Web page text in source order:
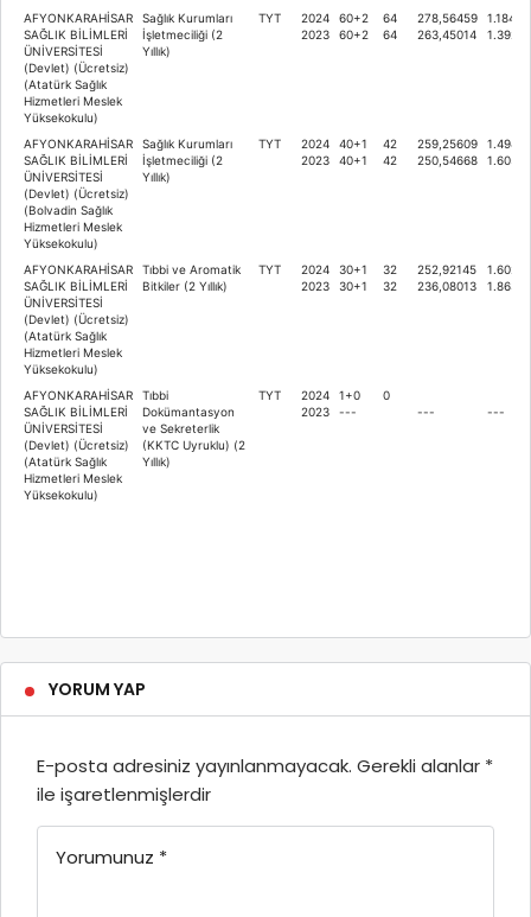
AFYONKARAHİSAR
SAĞLIK BİLİMLERİ
ÜNİVERSİTESİ
(Devlet) (Ücretsiz)
(Atatürk Sağlık
Hizmetleri Meslek
Yüksekokulu)
Sağlık Kurumları
İşletmeciliği (2
Yıllık)
TYT
2024
2023
60+2
60+2
64
64
278,56459
263,45014
AFYONKARAHİSAR
SAĞLIK BİLİMLERİ
ÜNİVERSİTESİ
(Devlet) (Ücretsiz)
(Bolvadin Sağlık
Hizmetleri Meslek
Yüksekokulu)
Sağlık Kurumları
İşletmeciliği (2
Yıllık)
TYT
2024
2023
40+1
40+1
42
42
259,25609
250,54668
AFYONKARAHİSAR
SAĞLIK BİLİMLERİ
ÜNİVERSİTESİ
(Devlet) (Ücretsiz)
(Atatürk Sağlık
Hizmetleri Meslek
Yüksekokulu)
Tıbbi ve Aromatik
Bitkiler (2 Yıllık)
TYT
2024
2023
30+1
30+1
32
32
252,92145
236,08013
AFYONKARAHİSAR
SAĞLIK BİLİMLERİ
ÜNİVERSİTESİ
(Devlet) (Ücretsiz)
(Atatürk Sağlık
Hizmetleri Meslek
Yüksekokulu)
Tıbbi
Dokümantasyon
ve Sekreterlik
(KKTC Uyruklu) (2
Yıllık)
TYT
2024
2023
1+0
---
0
---
---
YORUM YAP
E-posta adresiniz yayınlanmayacak. Gerekli alanlar *
ile işaretlenmişlerdir
Yorumunuz *